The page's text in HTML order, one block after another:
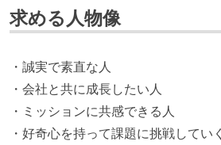
求める人物像
・誠実で素直な人
・会社と共に成長したい人
・ミッションに共感できる人
・好奇心を持って課題に挑戦してい